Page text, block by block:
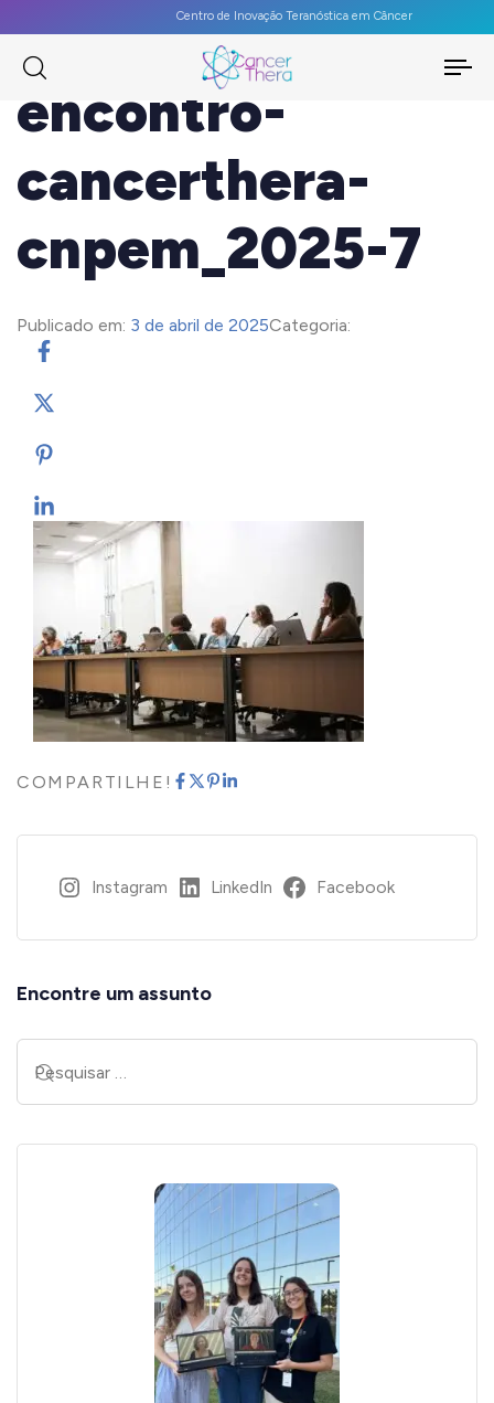
Centro de Inovação Teranóstica em Câncer
encontro-
cancerthera-
cnpem_2025-7
Publicado em: 3 de abril de 2025Categoria:
COMPARTILHE!
Instagram LinkedIn Facebook
Encontre um assunto